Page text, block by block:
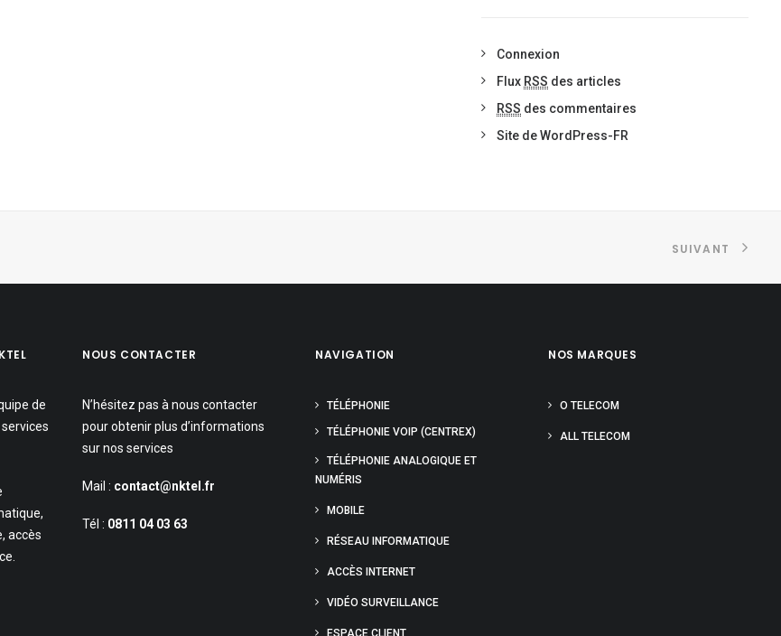
Connexion
Flux RSS des articles
RSS des commentaires
Site de WordPress-FR
SUIVANT
de
accès
NOUS CONTACTER
N’hésitez pas à nous contacter
pour obtenir plus d’informations
sur nos services
Mail : contact@nktel.fr
Tél : 0811 04 03 63
NAVIGATION
TÉLÉPHONIE
TÉLÉPHONIE VOIP (CENTREX)
TÉLÉPHONIE ANALOGIQUE ET
NUMÉRIS
MOBILE
RÉSEAU INFORMATIQUE
ACCÈS INTERNET
VIDÉO SURVEILLANCE
ESPACE CLIENT
NOS MARQUES
O TELECOM
ALL TELECOM